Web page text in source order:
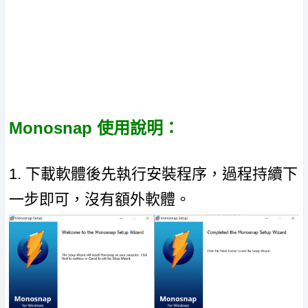
Monosnap 使用說明：
1. 下載軟體後先執行安裝程序，過程持續下
一步即可，沒有額外軟體。